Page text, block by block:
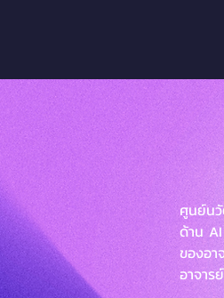
ศูนย์น
ด้าน
ของอา
อาจาร